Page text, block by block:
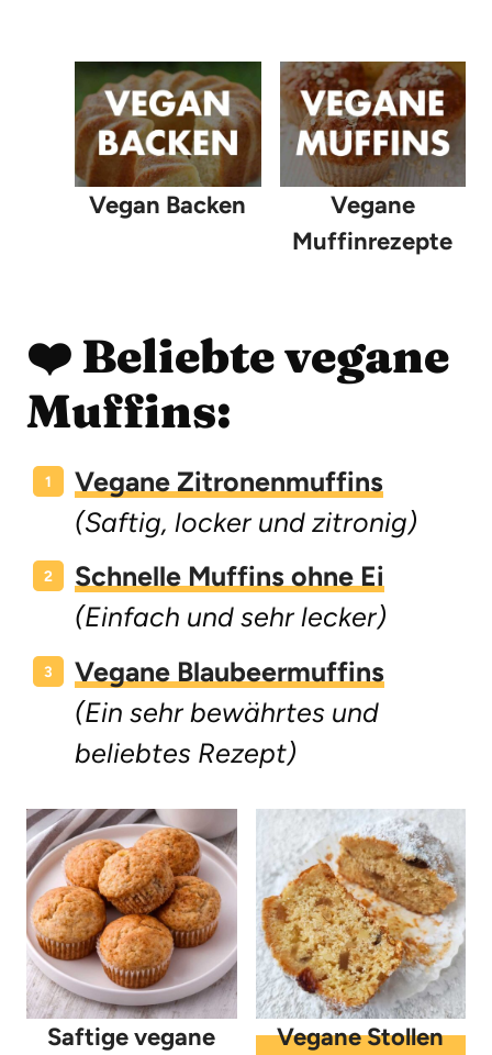
Vegan Backen
Vegane
Muffinrezepte
❤️ Beliebte vegane
Muffins:
Vegane Zitronenmuffins
(Saftig, locker und zitronig)
Schnelle Muffins ohne Ei
(Einfach und sehr lecker)
Vegane Blaubeermuffins
(Ein sehr bewährtes und
beliebtes Rezept)
Saftige vegane
Vegane Stollen